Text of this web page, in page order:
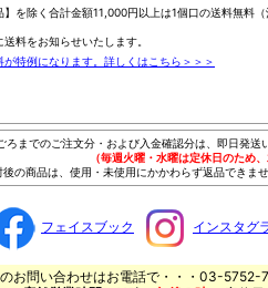
を除く合計金額11,000円以上は1個口の送料無料（
料をお知らせいたします。
特例になります。詳しくはこちら＞＞＞
ろまでのご注文分・および入金確認分は、即日発
（毎週火曜・水曜は定休日のため
後の商品は、使用・未使用にかかわらず返品できま
フェイスブック インスタグ
お問い合わせはお電話で・・・03-5752-